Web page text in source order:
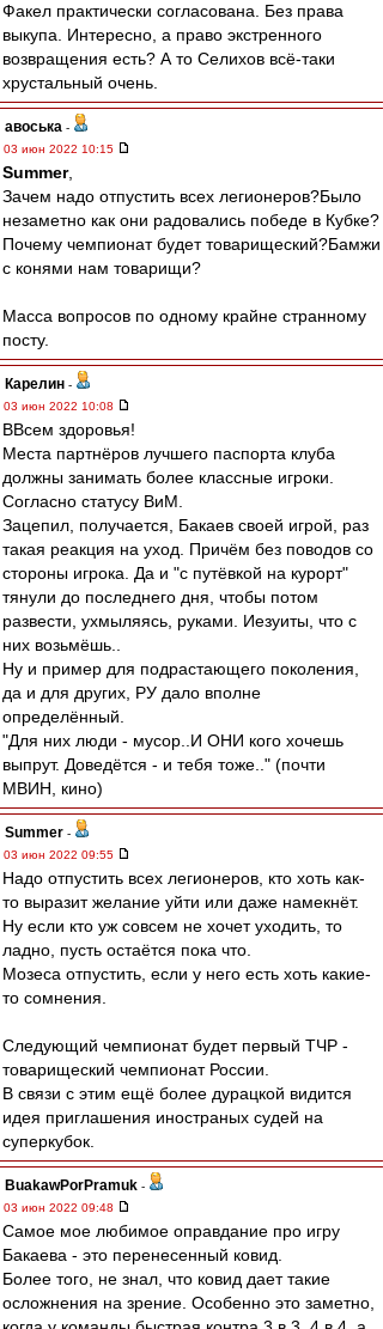
Факел практически согласована. Без права
выкупа. Интересно, а право экстренного
возвращения есть? А то Селихов всё-таки
хрустальный очень.
авоська -
03 июн 2022 10:15
Summer,
Зачем надо отпустить всех легионеров?Было
незаметно как они радовались победе в Кубке?
Почему чемпионат будет товарищеский?Бамжи
с конями нам товарищи?
Масса вопросов по одному крайне странному
посту.
Карелин -
03 июн 2022 10:08
ВВсем здоровья!
Места партнёров лучшего паспорта клуба
должны занимать более классные игроки.
Согласно статусу ВиМ.
Зацепил, получается, Бакаев своей игрой, раз
такая реакция на уход. Причём без поводов со
стороны игрока. Да и "с путёвкой на курорт"
тянули до последнего дня, чтобы потом
развести, ухмыляясь, руками. Иезуиты, что с
них возьмёшь..
Ну и пример для подрастающего поколения,
да и для других, РУ дало вполне
определённый.
"Для них люди - мусор..И ОНИ кого хочешь
выпрут. Доведётся - и тебя тоже.." (почти
МВИН, кино)
Summer -
03 июн 2022 09:55
Надо отпустить всех легионеров, кто хоть как-
то выразит желание уйти или даже намекнёт.
Ну если кто уж совсем не хочет уходить, то
ладно, пусть остаётся пока что.
Мозеса отпустить, если у него есть хоть какие-
то сомнения.
Следующий чемпионат будет первый ТЧР -
товарищеский чемпионат России.
В связи с этим ещё более дурацкой видится
идея приглашения иностраных судей на
суперкубок.
BuakawPorPramuk -
03 июн 2022 09:48
Самое мое любимое оправдание про игру
Бакаева - это перенесенный ковид.
Более того, не знал, что ковид дает такие
осложнения на зрение. Особенно это заметно,